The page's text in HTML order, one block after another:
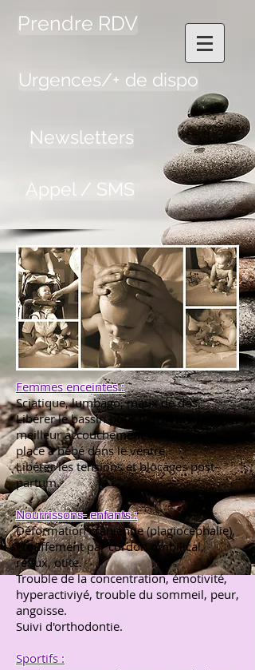
Prendre RDV
Urgences/+ de dispo
Newsletters
Appel / SMS
Femmes enceintes :
Sciatique, lumbago, maux de dos.
Libérer le bassin pour permettre un
meilleur accouchement et faire de la
place à bébé dans le ventre.
Libérer les tensions et blocages post-
partum.
Nourrissons- enfants :
Déformation crânienne (plagiocéphalie),
étouffement par cordon ombilical,
reflux, otite.
Trouble de la concentration, émotivité,
hyperactiviyé, trouble du sommeil, peur,
angoisse.
Suivi d'orthodontie.
Sportifs :